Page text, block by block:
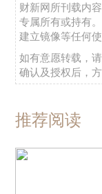
财新网所刊载内
专属所有或持有
建立镜像等任何使
如有意愿转载，
确认及授权后，方
推荐阅读